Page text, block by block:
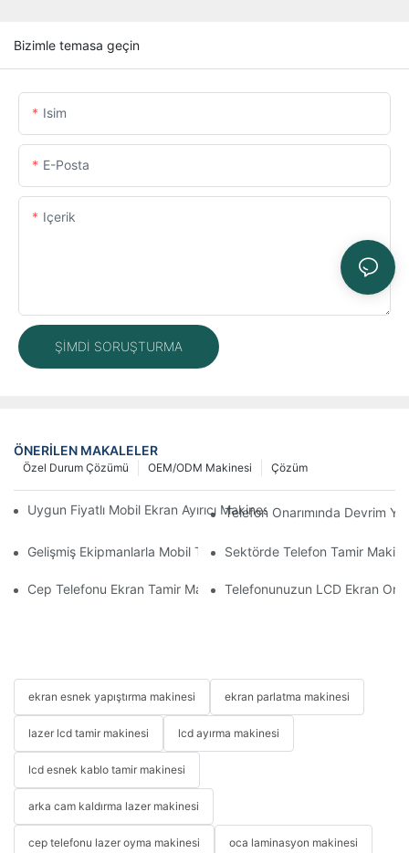
Bizimle temasa geçin
Isim
E-Posta
Içerik
ŞIMDI SORUŞTURMA
ÖNERILEN MAKALELER
Çözüm
OEM/ODM Makinesi
Özel Durum Çözümü
Uygun Fiyatlı Mobil Ekran Ayırıcı Makinesi Fiyatları: Sizin İçin
Telefon Onarımında Devrim
Gelişmiş Ekipmanlarla Mobil Tamir İş Akışınızı Nasıl
Sektörde Telefon Tamir
Cep Telefonu Ekran Tamir Makineniz İçin Doğru Aksesuarları
Telefonunuzun LCD Ekran
ekran esnek yapıştırma makinesi ekran parlatma makinesi
lazer lcd tamir makinesi lcd ayırma makinesi
lcd esnek kablo tamir makinesi
arka cam kaldırma lazer makinesi
cep telefonu lazer oyma makinesi oca laminasyon makinesi